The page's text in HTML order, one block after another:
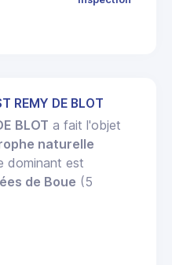
REMY DE BLOT
BLOT a fait l'objet
naturelle
dominant est
de Boue (5